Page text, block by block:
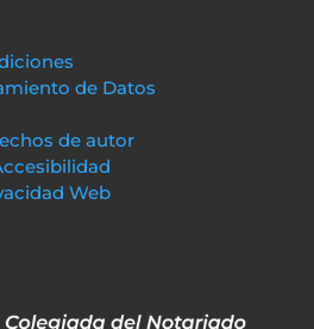
de Datos
de autor
Web